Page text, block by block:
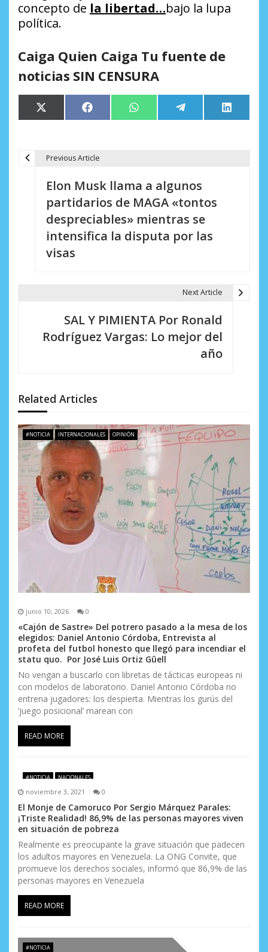
concepto de la libertad…bajo la lupa
política.
Caiga Quien Caiga Tu fuente de
noticias SIN CENSURA
Compartir
en
X
(Twitter)
Compartir
en
Facebook Compartir
en
WhatsApp Compartir
en
Telegram
en
LinkedIn
e
e
n
t
r
a
d
Previous Article
Elon Musk llama a algunos
partidarios de MAGA «tontos
despreciables» mientras se
intensifica la disputa por las
visas
Next Article
SAL Y PIMIENTA Por Ronald
Rodríguez Vargas: Lo mejor del
año
Related Articles
#NOTICIA INTERNACIONALES OPINIÓN
junio 10, 2026 0
«Cajón de Sastre» Del potrero pasado a la mesa de los
elegidos: Daniel Antonio Córdoba, Entrevista al
profeta del futbol honesto que llegó para incendiar el
statu quo. Por José Luis Ortiz Gûell
No vengan a buscarlo con libretas de tácticas europeas ni
con modelos de laboratorio. Daniel Antonio Córdoba no
entrena jugadores: los despierta. Mientras los gurús del
‘juego posicional’ marean con
READ MORE
#NOTICIA NACIONALES
noviembre 3, 2021 0
El Monje de Camoruco Por Sergio Márquez Parales:
¡Triste Realidad! 86,9% de las personas mayores viven
en situación de pobreza
Realmente es preocupante la grave situación que padecen
los adultos mayores en Venezuela. La ONG Convite, que
promueve los derechos sociales, informó que 86,9% de las
personas mayores en Venezuela
READ MORE
#NOTICIA